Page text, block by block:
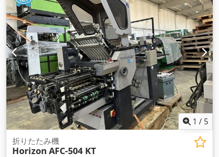
1 / 5
折りたたみ機
Horizon AFC-504 KT